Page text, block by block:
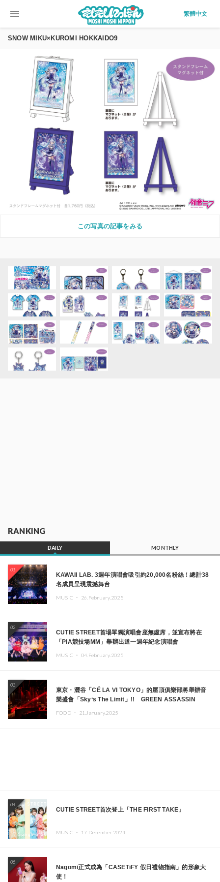
menu 繁體中文
SNOW MIKU×KUROMI HOKKAIDO9
この写真の記事をみる
RANKING
DAILY MONTHLY
01
KAWAII LAB. 3週年演唱會吸引約20,000名粉絲！總計38
名成員呈現震撼舞台
MUSIC ・ 26.February.2025
02
CUTIE STREET首場單獨演唱會座無虛席，並宣布將在
「PIA競技場MM」舉辦出道一週年紀念演唱會
MUSIC ・ 04.February.2025
03
東京・澀谷「CÉ LA VI TOKYO」的屋頂俱樂部將舉辦音
樂盛會「Sky‘s The Limit」!! GREEN ASSASSIN
FOOD ・ 21.January.2025
04
CUTIE STREET首次登上「THE FIRST TAKE」
MUSIC ・ 17.December.2024
05
Nagomi正式成為「CASETiFY 假日禮物指南」的形象大
使！